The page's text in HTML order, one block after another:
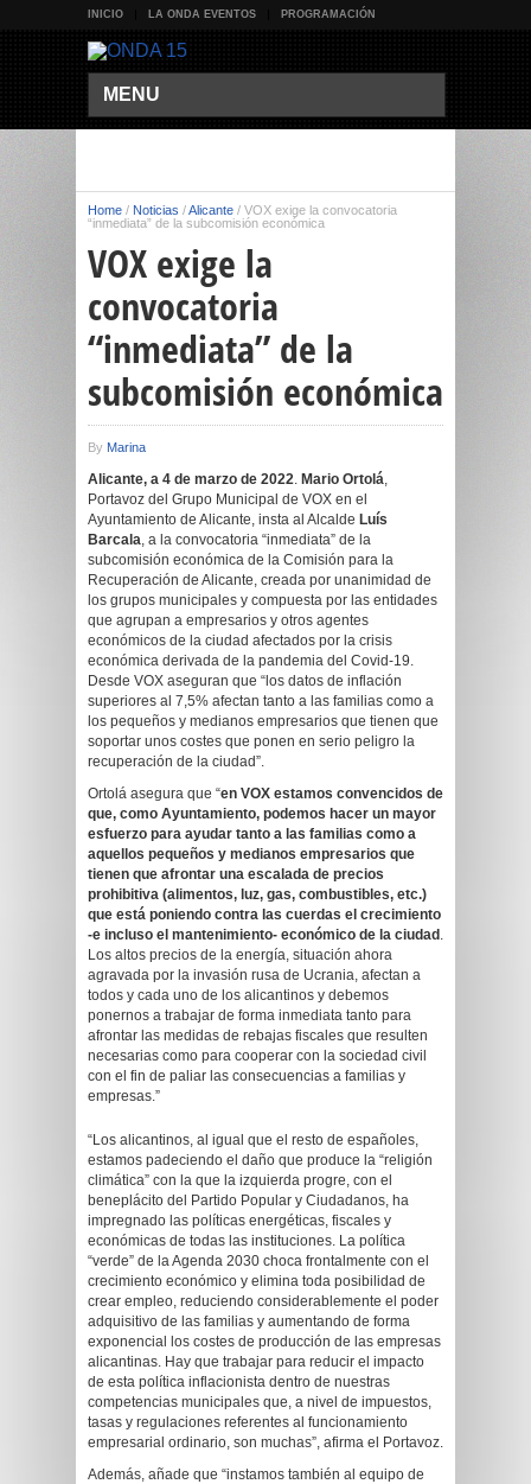
INICIO LA ONDA EVENTOS PROGRAMACIÓN
MENU
Home / Noticias /Alicante / VOX exige la convocatoria
“inmediata” de la subcomisión económica
VOX exige la
convocatoria
“inmediata” de la
subcomisión económica
By Marina
Alicante, a 4 de marzo de 2022. Mario Ortolá,
Portavoz del Grupo Municipal de VOX en el
Ayuntamiento de Alicante, insta al Alcalde Luís
Barcala, a la convocatoria “inmediata” de la
subcomisión económica de la Comisión para la
Recuperación de Alicante, creada por unanimidad de
los grupos municipales y compuesta por las entidades
que agrupan a empresarios y otros agentes
económicos de la ciudad afectados por la crisis
económica derivada de la pandemia del Covid-19.
Desde VOX aseguran que “los datos de inflación
superiores al 7,5% afectan tanto a las familias como a
los pequeños y medianos empresarios que tienen que
soportar unos costes que ponen en serio peligro la
recuperación de la ciudad”.
Ortolá asegura que “en VOX estamos convencidos de
que, como Ayuntamiento, podemos hacer un mayor
esfuerzo para ayudar tanto a las familias como a
aquellos pequeños y medianos empresarios que
tienen que afrontar una escalada de precios
prohibitiva (alimentos, luz, gas, combustibles, etc.)
que está poniendo contra las cuerdas el crecimiento
-e incluso el mantenimiento- económico de la ciudad .
Los altos precios de la energía, situación ahora
agravada por la invasión rusa de Ucrania, afectan a
todos y cada uno de los alicantinos y debemos
ponernos a trabajar de forma inmediata tanto para
afrontar las medidas de rebajas fiscales que resulten
necesarias como para cooperar con la sociedad civil
con el fin de paliar las consecuencias a familias y
empresas.”
“Los alicantinos, al igual que el resto de españoles,
estamos padeciendo el daño que produce la “religión
climática” con la que la izquierda progre, con el
beneplácito del Partido Popular y Ciudadanos, ha
impregnado las políticas energéticas, fiscales y
económicas de todas las instituciones. La política
“verde” de la Agenda 2030 choca frontalmente con el
crecimiento económico y elimina toda posibilidad de
crear empleo, reduciendo considerablemente el poder
adquisitivo de las familias y aumentando de forma
exponencial los costes de producción de las empresas
alicantinas. Hay que trabajar para reducir el impacto
de esta política inflacionista dentro de nuestras
competencias municipales que, a nivel de impuestos,
tasas y regulaciones referentes al funcionamiento
empresarial ordinario, son muchas”, afirma el Portavoz.
Además, añade que “instamos también al equipo de